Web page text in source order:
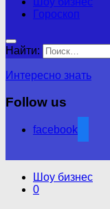
Гороскоп
Найти:
Интересно знать
Follow us
facebook
Шоу бизнес
0